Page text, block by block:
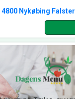
4800 Nykøbing Falster